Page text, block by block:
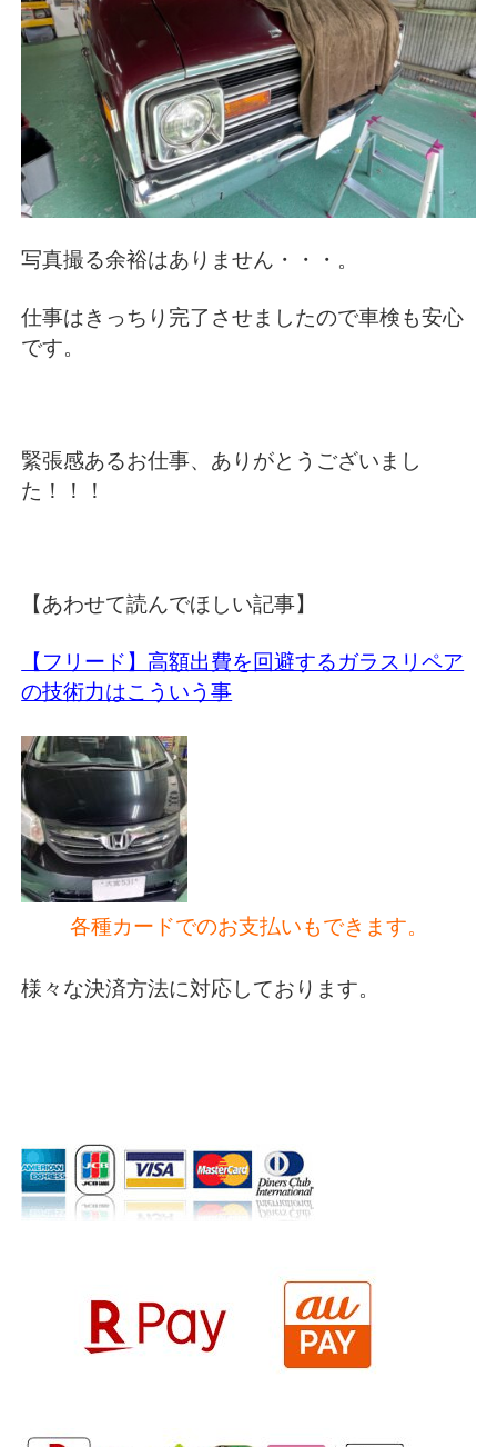
写真撮る余裕はありません・・・。
仕事はきっちり完了させましたので車検も安心
です。
緊張感あるお仕事、ありがとうございまし
た！！！
【あわせて読んでほしい記事】
【フリード】高額出費を回避するガラスリペア
の技術力はこういう事
各種カードでのお支払いもできます。
様々な決済方法に対応しております。